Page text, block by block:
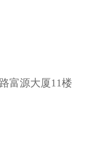
富源大厦11楼